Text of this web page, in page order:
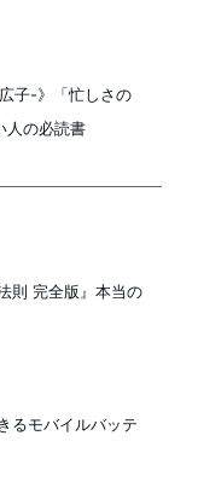
子-》「忙しさの
人の必読書
則 完全版』本当の
るモバイルバッテ